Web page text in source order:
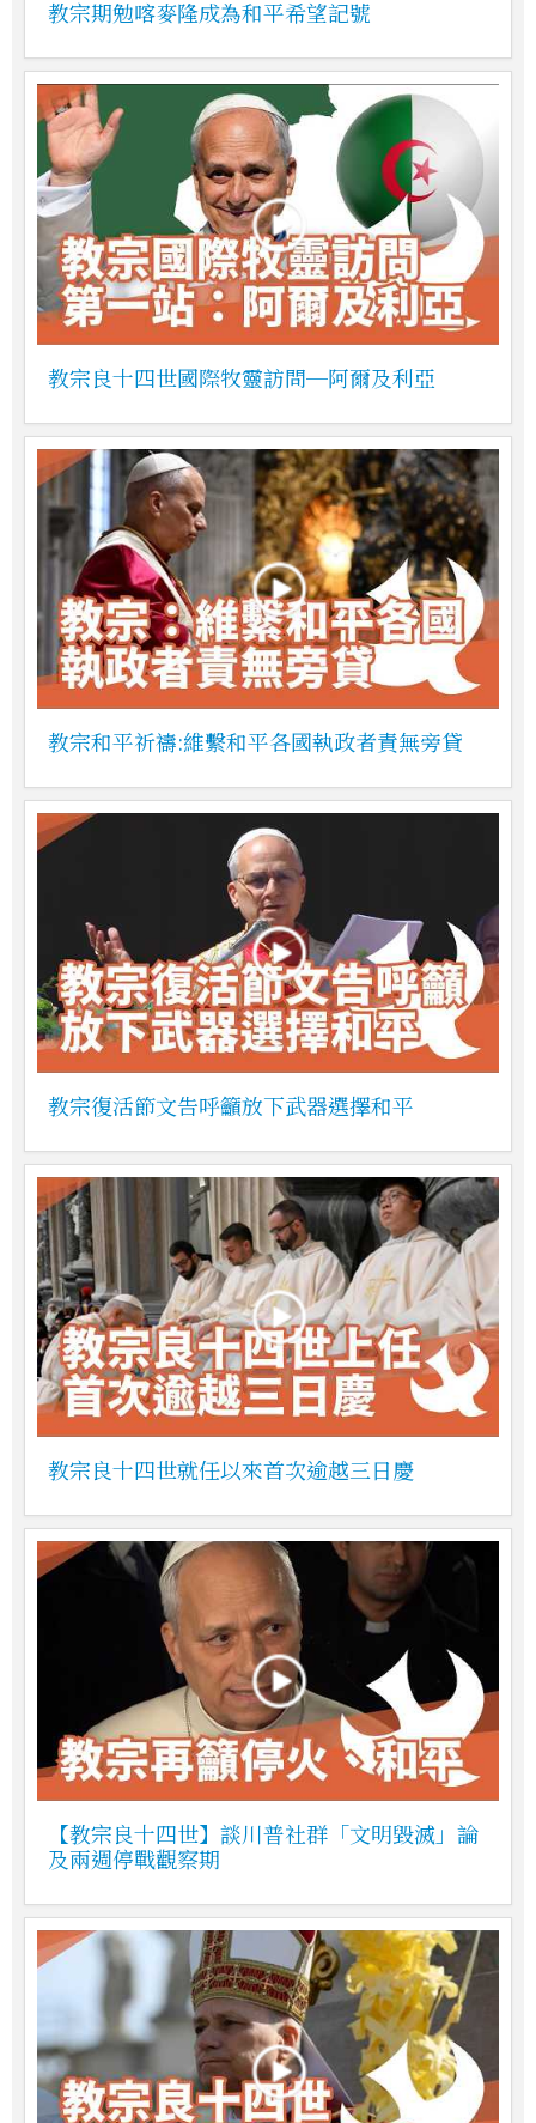
教宗期勉喀麥隆成為和平希望記號
教宗良十四世國際牧靈訪問─阿爾及利亞
教宗和平祈禱:維繫和平各國執政者責無旁貸
教宗復活節文告呼籲放下武器選擇和平
教宗良十四世就任以來首次逾越三日慶
【教宗良十四世】談川普社群「文明毀滅」論
及兩週停戰觀察期